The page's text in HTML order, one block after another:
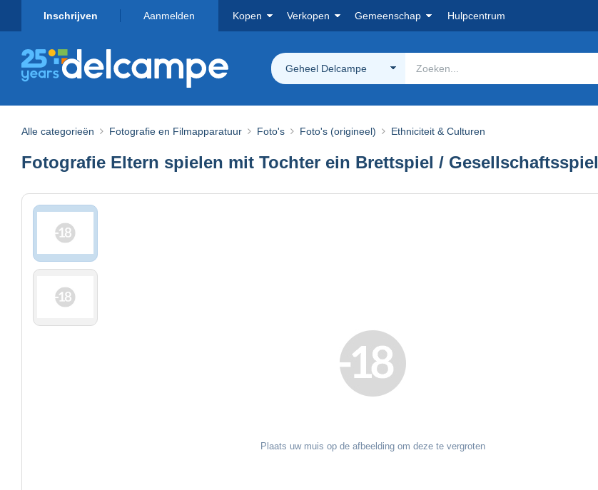
Inschrijven Aanmelden Kopen Verkopen Gemeenschap Hulpcentrum
Geheel Delcampe
Alle categorieën Fotografie en Filmapparatuur Foto's Foto's (origineel) Ethniciteit & Culturen
Fotografie Eltern spielen mit Tochter ein Brettspiel / Gesellschaftsspiel
Plaats uw muis op de afbeelding om deze te vergroten